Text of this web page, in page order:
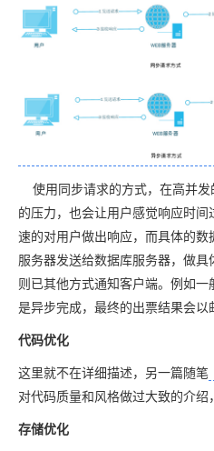
使用同步请求的方式，在高并发
的压力，也会让用户感觉响应时
速的对用户做出响应，而具体的数
服务器发送给数据库服务器，做
则已其他方式通知客户端。例如
是异步完成，最终的出票结果会以
代码优化
这里就不在详细描述，另一篇随笔
对代码质量和风格做过大致的介绍
存储优化